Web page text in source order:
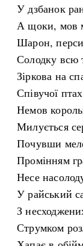
У дзбанок
А щоки, мов
Шарон,
Солодку всю
Зіркова на
Співучої
Немов
Милується
Почувши
Промінням
Несе
У райський
З
Струмком